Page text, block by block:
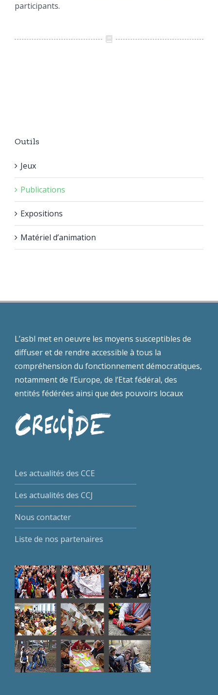
participants.
Outils
Jeux
Publications
Expositions
Matériel d’animation
L’asbl met en oeuvre les moyens susceptibles de
diffuser et de rendre accessible à tous la
compréhension du fonctionnement démocratiques,
notamment de l’Europe, de l’Etat fédéral, des
entités fédérées ainsi que des pouvoirs locaux
Les actualités des CCE
Les actualités des CCJ
Nous contacter
Liste de nos partenaires